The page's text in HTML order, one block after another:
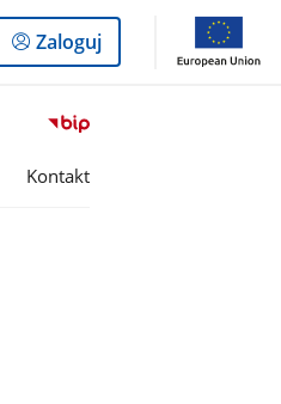
Logowanie
do
Zaloguj
Przejdź
serwisu
Kontakt